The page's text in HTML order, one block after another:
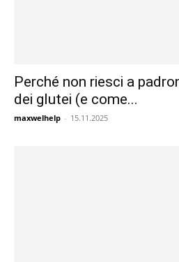
Perché non riesci a
dei glutei (e come...
maxwelhelp - 15.11.2025